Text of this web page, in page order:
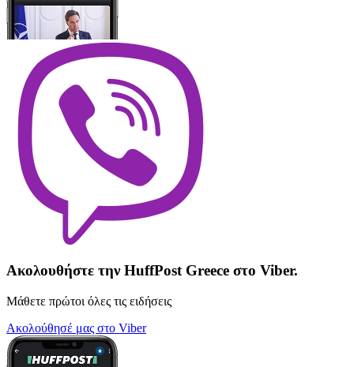
Ακολουθήστε την HuffPost Greece στο Viber.
Μάθετε πρώτοι όλες τις ειδήσεις
Ακολούθησέ μας στο Viber